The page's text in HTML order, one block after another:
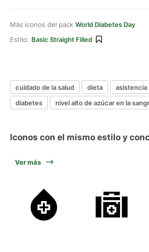
Más iconos del pack World Diabetes Day
Estilo: Basic Straight Filled
cuidado de la salud dieta
asistencia
diabetes
nivel alto de azúcar en la
Iconos con el mismo estilo y
Ver más